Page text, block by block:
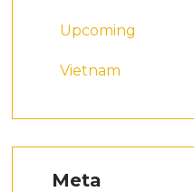
Upcoming
Vietnam
Meta